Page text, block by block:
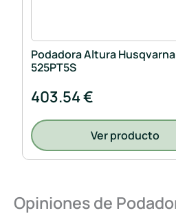
Podadora Altura Husqvarna
525PT5S
403.54 €
Ver producto
Opiniones de